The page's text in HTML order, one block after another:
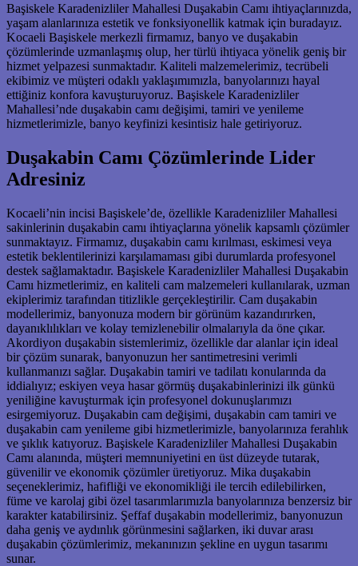
Başiskele Karadenizliler Mahallesi Duşakabin Camı ihtiyaçlarınızda,
yaşam alanlarınıza estetik ve fonksiyonellik katmak için buradayız.
Kocaeli Başiskele merkezli firmamız, banyo ve duşakabin
çözümlerinde uzmanlaşmış olup, her türlü ihtiyaca yönelik geniş bir
hizmet yelpazesi sunmaktadır. Kaliteli malzemelerimiz, tecrübeli
ekibimiz ve müşteri odaklı yaklaşımımızla, banyolarınızı hayal
ettiğiniz konfora kavuşturuyoruz. Başiskele Karadenizliler
Mahallesi’nde duşakabin camı değişimi, tamiri ve yenileme
hizmetlerimizle, banyo keyfinizi kesintisiz hale getiriyoruz.
Duşakabin Camı Çözümlerinde Lider
Adresiniz
Kocaeli’nin incisi Başiskele’de, özellikle Karadenizliler Mahallesi
sakinlerinin duşakabin camı ihtiyaçlarına yönelik kapsamlı çözümler
sunmaktayız. Firmamız, duşakabin camı kırılması, eskimesi veya
estetik beklentilerinizi karşılamaması gibi durumlarda profesyonel
destek sağlamaktadır. Başiskele Karadenizliler Mahallesi Duşakabin
Camı hizmetlerimiz, en kaliteli cam malzemeleri kullanılarak, uzman
ekiplerimiz tarafından titizlikle gerçekleştirilir. Cam duşakabin
modellerimiz, banyonuza modern bir görünüm kazandırırken,
dayanıklılıkları ve kolay temizlenebilir olmalarıyla da öne çıkar.
Akordiyon duşakabin sistemlerimiz, özellikle dar alanlar için ideal
bir çözüm sunarak, banyonuzun her santimetresini verimli
kullanmanızı sağlar. Duşakabin tamiri ve tadilatı konularında da
iddialıyız; eskiyen veya hasar görmüş duşakabinlerinizi ilk günkü
yeniliğine kavuşturmak için profesyonel dokunuşlarımızı
esirgemiyoruz. Duşakabin cam değişimi, duşakabin cam tamiri ve
duşakabin cam yenileme gibi hizmetlerimizle, banyolarınıza ferahlık
ve şıklık katıyoruz. Başiskele Karadenizliler Mahallesi Duşakabin
Camı alanında, müşteri memnuniyetini en üst düzeyde tutarak,
güvenilir ve ekonomik çözümler üretiyoruz. Mika duşakabin
seçeneklerimiz, hafifliği ve ekonomikliği ile tercih edilebilirken,
füme ve karolaj gibi özel tasarımlarımızla banyolarınıza benzersiz bir
karakter katabilirsiniz. Şeffaf duşakabin modellerimiz, banyonuzun
daha geniş ve aydınlık görünmesini sağlarken, iki duvar arası
duşakabin çözümlerimiz, mekanınızın şekline en uygun tasarımı
sunar.